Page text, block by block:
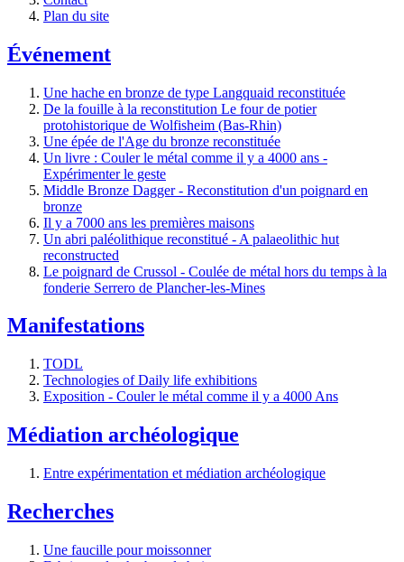
Plan du site
Événement
Une hache en bronze de type Langquaid reconstituée
De la fouille à la reconstitution Le four de potier
protohistorique de Wolfisheim (Bas-Rhin)
Une épée de l'Age du bronze reconstituée
Un livre : Couler le métal comme il y a 4000 ans -
Expérimenter le geste
Middle Bronze Dagger - Reconstitution d'un poignard en
bronze
Il y a 7000 ans les premières maisons
Un abri paléolithique reconstitué - A palaeolithic hut
reconstructed
Le poignard de Crussol - Coulée de métal hors du temps à la
fonderie Serrero de Plancher-les-Mines
Manifestations
TODL
Technologies of Daily life exhibitions
Exposition - Couler le métal comme il y a 4000 Ans
Médiation archéologique
Entre expérimentation et médiation archéologique
Recherches
Une faucille pour moissonner